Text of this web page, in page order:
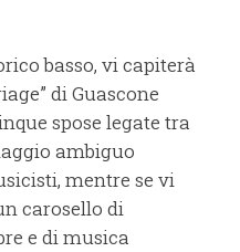
basso, vi capiterà
di Guascone
spose legate tra
ambiguo
mentre se vi
carosello di
e di musica